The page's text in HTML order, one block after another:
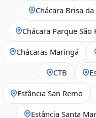
Chácara Brisa da
Chácara Parque São
Chácaras Maringá
CTB
Estância San Remo
Estância Santa